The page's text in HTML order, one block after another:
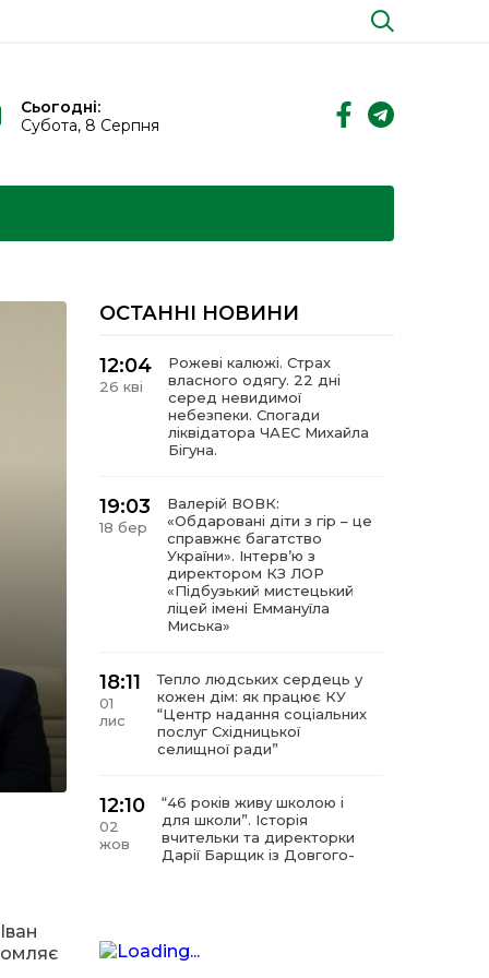
Сьогодні:
Субота, 8 Серпня
ОСТАННІ НОВИНИ
12:04
26 кві
Рожеві калюжі. Страх
власного одягу. 22 дні
серед невидимої
небезпеки. Спогади
ліквідатора ЧАЕС Михайла
Бігуна.
19:03
18 бер
Валерій ВОВК:
«Обдаровані діти з гір – це
справжнє багатство
України». Інтервʼю з
директором КЗ ЛОР
«Підбузький мистецький
ліцей імені Еммануїла
Миська»
18:11
01
лис
Тепло людських сердець у
кожен дім: як працює КУ
“Центр надання соціальних
послуг Східницької
селищної ради”
12:10
02
жов
“46 років живу школою і
для школи”. Історія
вчительки та директорки
Дарії Барщик із Довгого-
11 вер
любові до дітей”. Інтерв’ю
з директором КЗ